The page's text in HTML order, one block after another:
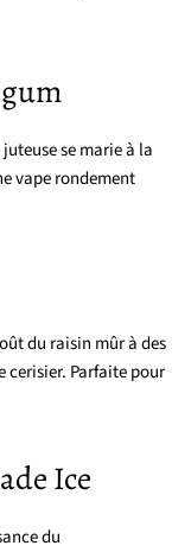
se marie à la
vape rondement
du raisin mûr à des
cerisier. Parfaite pour
Ice
du